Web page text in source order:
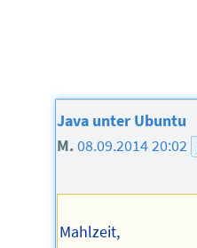
Java unter Ubuntu
M.08.09.2014 20:02
Mahlzeit,